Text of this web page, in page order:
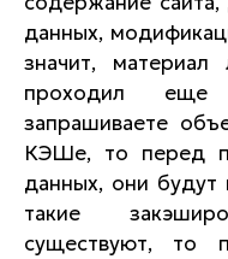
данных,
значит,
проходил
запрашиваете
КЭШе, то перед
данных, они
такие
существуют, то